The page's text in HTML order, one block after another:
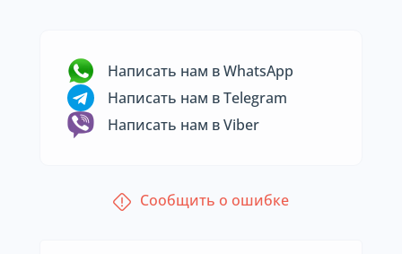
Написать нам в WhatsApp
Написать нам в Telegram
Написать нам в Viber
Сообщить о ошибке